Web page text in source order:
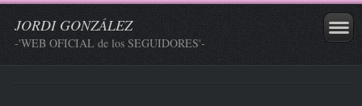
JORDI GONZÁLEZ
-'WEB OFICIAL de los SEGUIDORES'-